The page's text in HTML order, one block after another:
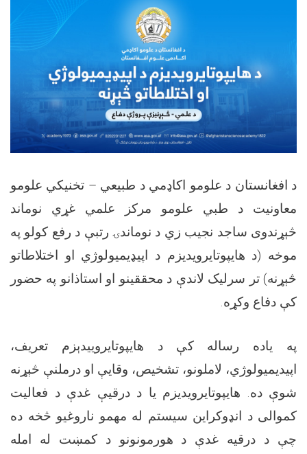
د افغانستان د علومو اکاډمي د طبیعي – تخنیکي علومو
معاونیت د طبي علومو مرکز علمي غړي نوماند
څېړندوی ساجد نجیب زي د نوماندۍ رتبې د رفع کولو په
موخه (د هایپوتایرویدیزم د اپیډیمیولوژي او اختلاطاتو
څېړنه) تر سرلیک لاندې د محققینو او استاذانو په حضور
کې دفاع وکړه.
په یاده رساله کې د هایپوتایروییدېزم تعریف،
اپیدیمیولوژي، لاملونو، تشخیص، وقایې او درملنې څېړنه
شوې ده. هایپوتایرویدیزم یا د درقیې غدې د فعالیت
کموالی د انډوکراین سیستم له مهمو ناروغیو څخه ده
چې د درقیه غدې د هورمونونو د کمښت له امله